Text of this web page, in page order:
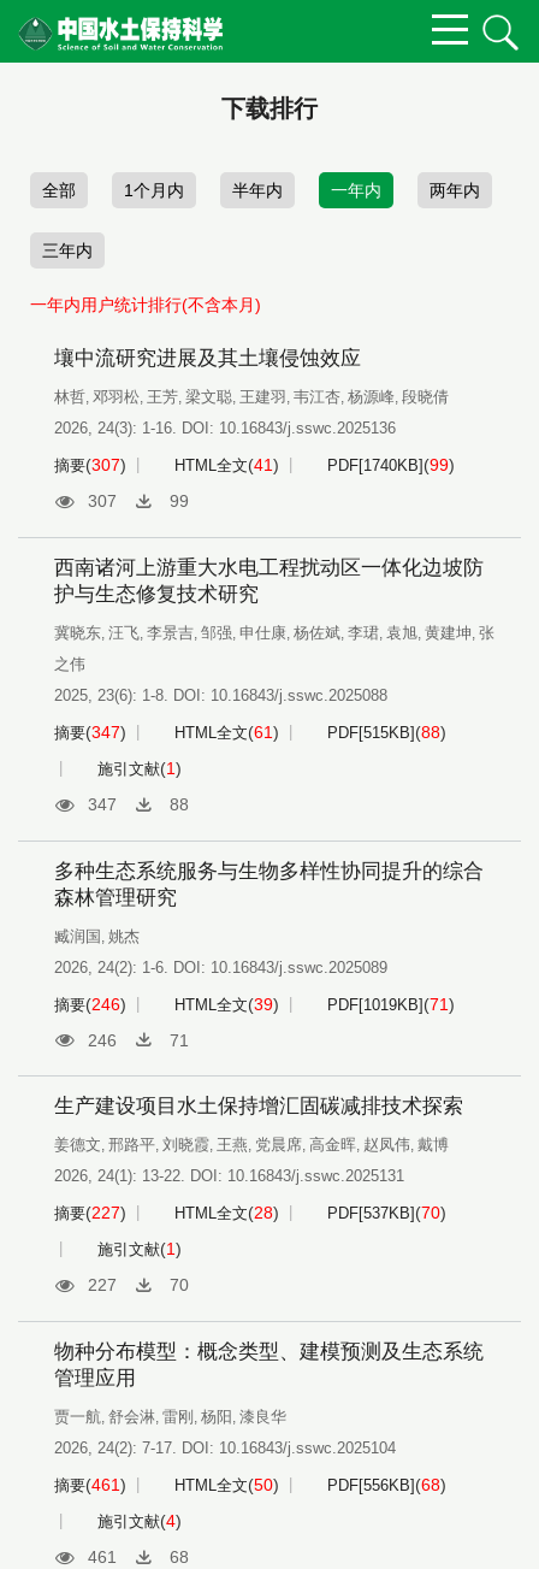
下载排行
全部 1个月内 半年内 一年内 两年内
三年内
一年内用户统计排行(不含本月)
壤中流研究进展及其土壤侵蚀效应
林哲, 邓羽松, 王芳, 梁文聪, 王建羽 , 韦江杏, 杨源峰, 段晓倩
2026, 24(3): 1-16. DOI: 10.16843/j.sswc.2025136
摘要(307) HTML全文(41) PDF[1740KB] (99)
307
99
西南诸河上游重大水电工程扰动区一体化边坡防
护与生态修复技术研究
冀晓东 汪飞 李景吉 邹强 申仕康 杨佐斌 李珺 袁旭 黄建坤 张
之伟
2025, 23(6): 1-8.
DOI: 10.16843/j.sswc.2025088
摘要(347) HTML全文(61) PDF[515KB] (88)
施引文献(1)
347
88
多种生态系统服务与生物多样性协同提升的综合
森林管理研究
臧润国 姚杰
2026, 24(2): 1-6. DOI: 10.16843/j.sswc.2025089
摘要(246) HTML全文(39) PDF[1019KB](71)
246
71
生产建设项目水土保持增汇固碳减排技术探索
姜德文, 邢路平, 刘晓霞, 王燕, 党晨席, 高金晖, 赵凤伟, 戴博
2026, 24(1): 13-22. DOI: 10.16843/j.sswc.2025131
摘要(227) HTML全文(28) PDF[537KB] (70)
施引文献(1)
227
70
物种分布模型：概念类型、建模预测及生态系统
管理应用
贾一航, 舒会淋, 雷刚 , 杨阳 , 漆良华
2026, 24(2): 7-17. DOI: 10.16843/j.sswc.2025104
摘要(461) HTML全文(50) PDF[556KB] (68)
施引文献(4)
461
68